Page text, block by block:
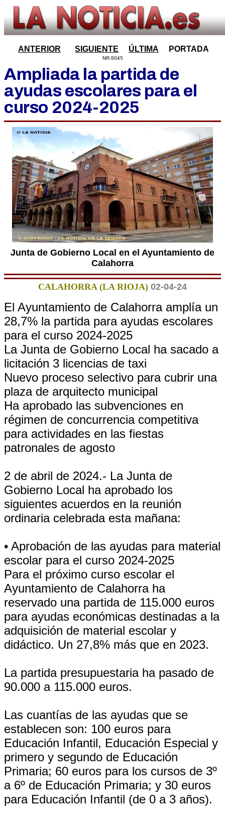
ANTERIOR SIGUIENTE ÚLTIMA PORTADA
NR:8045
Ampliada la partida de
ayudas escolares para el
curso 2024-2025
Junta de Gobierno Local en el Ayuntamiento de
Calahorra
CALAHORRA (LA RIOJA) 02-04-24
El Ayuntamiento de Calahorra amplía un
28,7% la partida para ayudas escolares
para el curso 2024-2025
La Junta de Gobierno Local ha sacado a
licitación 3 licencias de taxi
Nuevo proceso selectivo para cubrir una
plaza de arquitecto municipal
Ha aprobado las subvenciones en
régimen de concurrencia competitiva
para actividades en las fiestas
patronales de agosto
2 de abril de 2024.- La Junta de
Gobierno Local ha aprobado los
siguientes acuerdos en la reunión
ordinaria celebrada esta mañana:
• Aprobación de las ayudas para material
escolar para el curso 2024-2025
Para el próximo curso escolar el
Ayuntamiento de Calahorra ha
reservado una partida de 115.000 euros
para ayudas económicas destinadas a la
adquisición de material escolar y
didáctico. Un 27,8% más que en 2023.
La partida presupuestaria ha pasado de
90.000 a 115.000 euros.
Las cuantías de las ayudas que se
establecen son: 100 euros para
Educación Infantil, Educación Especial y
primero y segundo de Educación
Primaria; 60 euros para los cursos de 3º
a 6º de Educación Primaria; y 30 euros
para Educación Infantil (de 0 a 3 años).